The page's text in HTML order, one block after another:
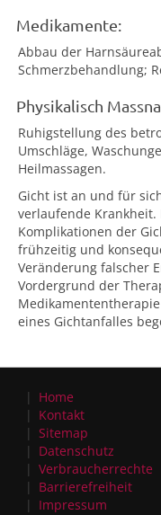
Medikamente:
Abbau der
Schmerzbehandlung;
Physikalisch
Ruhigstellung des
Umschläge,
Heilmassagen.
Gicht ist an und für
verlaufende
Komplikationen der
frühzeitig und
Veränderung falscher
Vordergrund der
eines Gichtanfalles
Home
Kontakt
Sitemap
Datenschutz
Verbraucherrechte
Barrierefreiheit
Impressum